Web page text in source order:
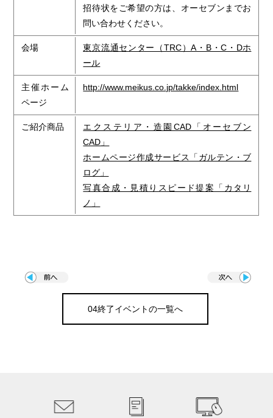
招待状をご希望の方は、オーセブンまでお
問い合わせください。
会場
東京流通センター（TRC）A・B・C・Dホ
ール
主催ホーム
ページ
http://www.meikus.co.jp/takke/index.html
ご紹介商品
エクステリア・造園CAD「オーセブン
CAD」
ホームページ作成サービス「ガルテン・ブ
ログ」
写真合成・見積りスピード提案「カタリ
ノ」
04終了イベントの一覧へ